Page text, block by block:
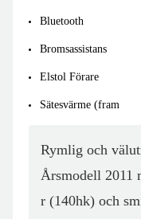
Bluetooth
Bromsassistans
Elstol Förare
Sätesvärme (fram
Rymlig och
Årsmodell 2011
r (140hk) och